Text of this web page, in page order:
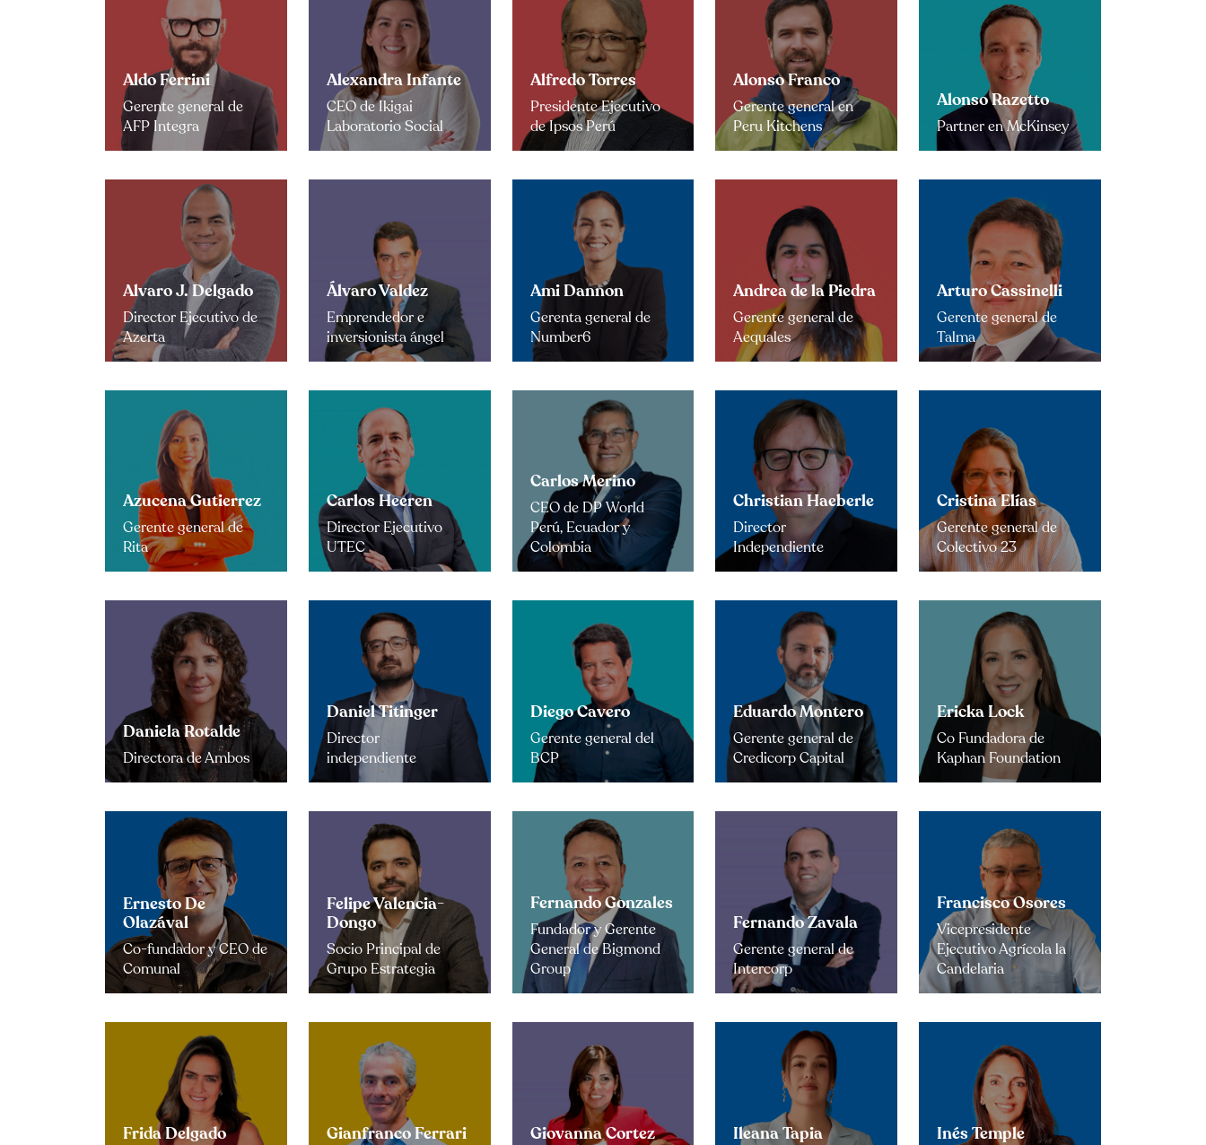
Aldo Ferrini
Gerente general de
AFP Integra
Alexandra Infante
CEO de Ikigai
Laboratorio Social
Alfredo Torres
Presidente Ejecutivo
de Ipsos Perú
Alonso Franco
Gerente general en
Peru Kitchens
Alonso Razetto
Partner en McKinsey
Alvaro J. Delgado
Director Ejecutivo de
Azerta
Álvaro Valdez
Emprendedor e
inversionista ángel
Ami Dannon
Gerenta general de
Number6
Andrea de la Piedra
Gerente general de
Aequales
Arturo Cassinelli
Gerente general de
Talma
Azucena Gutierrez
Gerente general de
Rita
Carlos Heeren
Director Ejecutivo
UTEC
Carlos Merino
CEO de DP World
Perú, Ecuador y
Colombia
Christian Haeberle
Director
Independiente
Cristina Elías
Gerente general de
Colectivo 23
Daniela Rotalde
Directora de Ambos
Daniel Titinger
Director
independiente
Diego Cavero
Gerente general del
BCP
Eduardo Montero
Gerente general de
Credicorp Capital
Ericka Lock
Co Fundadora de
Kaphan Foundation
Ernesto De
Olazával
Co-fundador y CEO de
Comunal
Felipe Valencia-
Dongo
Socio Principal de
Grupo Estrategia
Fernando Gonzales
Fundador y Gerente
General de Bigmond
Group
Fernando Zavala
Gerente general de
Intercorp
Francisco Osores
Vicepresidente
Ejecutivo Agrícola la
Candelaria
Frida Delgado Gianfranco Ferrari Giovanna Cortez Ileana Tapia Inés Temple